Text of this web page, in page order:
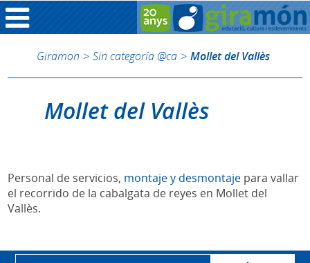
Giramon > Sin categoría @ca > Mollet del Vallès
Mollet del Vallès
Personal de servicios, montaje y desmontaje para vallar
el recorrido de la cabalgata de reyes en Mollet del
Vallès.